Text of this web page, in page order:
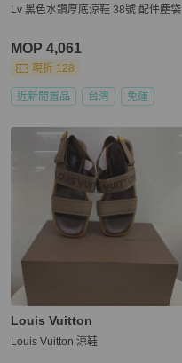
Lv 黑色水鑽厚底涼鞋 38號 配件塵袋
MOP 4,061
現折 128
近新閒置品 台灣 免運
Louis Vuitton
Louis Vuitton 涼鞋